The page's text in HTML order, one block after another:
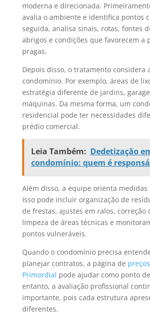
moderna e direcionada.
avalia o ambiente e identifica pontos
seguida, analisa sinais, rotas, fontes
abrigos e condições que favorecem a
pragas.
Depois disso, o tratamento considera
condomínio. Por exemplo, áreas de
estratégia diferente de jardins,
máquinas. Da mesma forma, um
residencial pode ter necessidades
prédio comercial.
Leia Também: Dedetização
condomínio: quem é
Além disso, a equipe orienta medidas
Isso pode incluir organização de
de frestas, ajustes em ralos, correção
limpeza de áreas técnicas e
pontos vulneráveis.
Quando o condomínio precisa
planejar contratos, a página de
Primordial pode ajudar como ponto
entanto, a avaliação profissional
importante, pois cada estrutura
diferentes.